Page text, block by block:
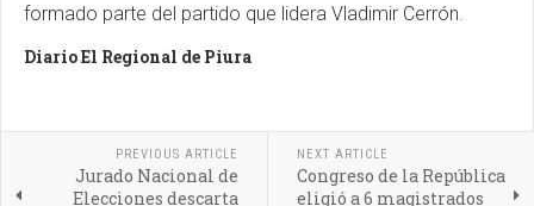
formado parte del partido que lidera Vladimir Cerrón.
Diario El Regional de Piura
PREVIOUS ARTICLE
Jurado Nacional de
Elecciones descarta
NEXT ARTICLE
Congreso de la República
eligió a 6 magistrados